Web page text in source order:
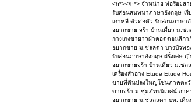
<h*></h*> จำหน่าย ท่อร้อยส
รับสอนสนทนาภาษาอังกฤษ เ
เกาหลี ตัวต่อตัว รับสอนภาษา
อยากขาย จร้า บ้านเดี่ยว ม.ชล
กางเกงขายาวผ้าคอตตอนสีกา
อยากขาย ม.ชลลดา บางบัวท
รับสอนภาษาอังกฤษ ฝรั่งเศษ
อยากขายจร้า บ้านเดี่ยว ม.ชล
เครื่องสำอาง Etude Etude
ขายที่ดินปลงใหญ่โซนภาคตะวั
ขายจร้า ม.ชุมภัทรนิเวศน์ อา
อยากขาย ม.ชลลลดา บท. เดิน